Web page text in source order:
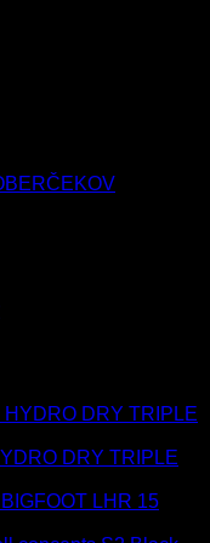
DRY TRIPLE
LHR 15